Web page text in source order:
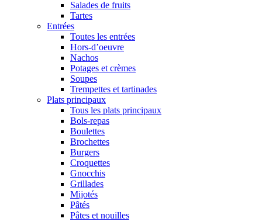
Salades de fruits
Tartes
Entrées
Toutes les entrées
Hors-d’oeuvre
Nachos
Potages et crèmes
Soupes
Trempettes et tartinades
Plats principaux
Tous les plats principaux
Bols-repas
Boulettes
Brochettes
Burgers
Croquettes
Gnocchis
Grillades
Mijotés
Pâtés
Pâtes et nouilles